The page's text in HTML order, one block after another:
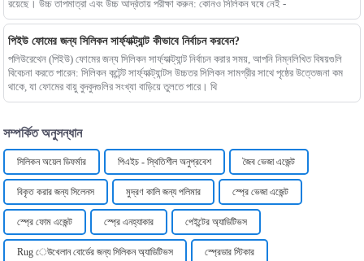
রয়েছে। উচ্চ তাপমাত্রা এবং উচ্চ আর্দ্রতায় পরীক্ষা করুন: কোনও সিলিকন ঘষে নেই -
পিইউ ফোমের জন্য সিলিকন সার্ফ্যাক্ট্যান্ট কীভাবে নির্বাচন করবেন?
পলিউরেথেন (পিইউ) ফোমের জন্য সিলিকন সার্ফ্যাক্ট্যান্ট নির্বাচন করার সময়, আপনি নিম্নলিখিত বিষয়গুলি
বিবেচনা করতে পারেন: সিলিকন কন্টেন্ট সার্ফ্যাক্ট্যান্টস উচ্চতর সিলিকন সামগ্রীর সাথে পৃষ্ঠের উত্তেজনা কম
থাকে, যা ফোমের বায়ু বুদবুদগুলির সংখ্যা বাড়িয়ে তুলতে পারে। থি
সম্পর্কিত অনুসন্ধান
সিলিকন অয়েল ডিফর্মার পিএইচ - স্থিতিশীল অনুপ্রবেশ জৈব ভেজা এজেন্ট
বিকৃত করার জন্য সিলেনস মুদ্রণ কালি জন্য পলিমার স্প্রে ভেজা এজেন্ট
স্প্রে ফোম এজেন্ট স্প্রে এনহ্যাকার পেইন্টের অ্যাডিটিভস
Rug েউখেলান বোর্ডের জন্য সিলিকন অ্যাডিটিভস স্প্রেডার স্টিকার